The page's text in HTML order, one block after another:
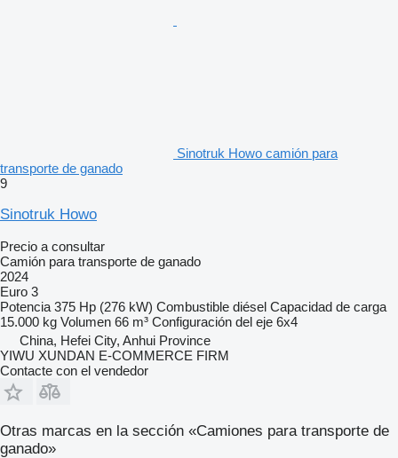
Sinotruk Howo camión para
transporte de ganado
9
Sinotruk Howo
Precio a consultar
Camión para transporte de ganado
2024
Euro 3
Potencia 375 Hp (276 kW) Combustible diésel Capacidad de carga
15.000 kg Volumen 66 m³ Configuración del eje 6x4
China, Hefei City, Anhui Province
YIWU XUNDAN E-COMMERCE FIRM
Contacte con el vendedor
Otras marcas en la sección «Camiones para transporte de
ganado»